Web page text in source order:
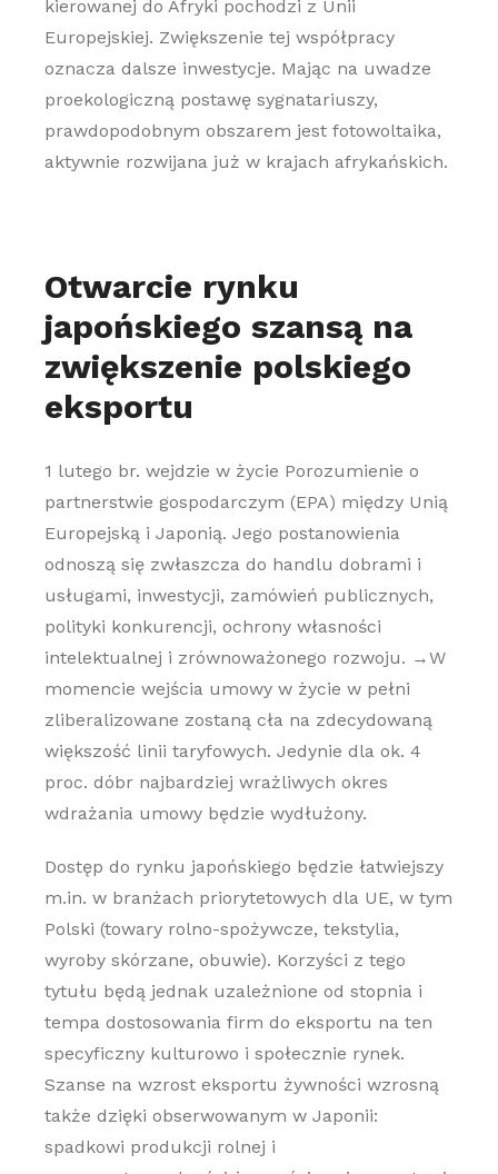
kierowanej do Afryki pochodzi z Unii
Europejskiej. Zwiększenie tej współpracy
oznacza dalsze inwestycje. Mając na uwadze
proekologiczną postawę sygnatariuszy,
prawdopodobnym obszarem jest fotowoltaika,
aktywnie rozwijana już w krajach afrykańskich.
Otwarcie rynku
japońskiego szansą na
zwiększenie polskiego
eksportu
1 lutego br. wejdzie w życie Porozumienie o
partnerstwie gospodarczym (EPA) między Unią
Europejską i Japonią. Jego postanowienia
odnoszą się zwłaszcza do handlu dobrami i
usługami, inwestycji, zamówień publicznych,
polityki konkurencji, ochrony własności
intelektualnej i zrównoważonego rozwoju. →W
momencie wejścia umowy w życie w pełni
zliberalizowane zostaną cła na zdecydowaną
większość linii taryfowych. Jedynie dla ok. 4
proc. dóbr najbardziej wrażliwych okres
wdrażania umowy będzie wydłużony.
Dostęp do rynku japońskiego będzie łatwiejszy
m.in. w branżach priorytetowych dla UE, w tym
Polski (towary rolno-spożywcze, tekstylia,
wyroby skórzane, obuwie). Korzyści z tego
tytułu będą jednak uzależnione od stopnia i
tempa dostosowania firm do eksportu na ten
specyficzny kulturowo i społecznie rynek.
Szanse na wzrost eksportu żywności wzrosną
także dzięki obserwowanym w Japonii:
spadkowi produkcji rolnej i